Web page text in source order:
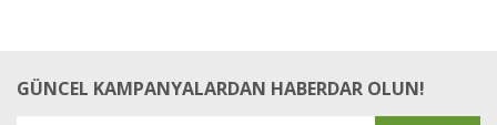
GÜNCEL KAMPANYALARDAN HABERDAR OLUN!